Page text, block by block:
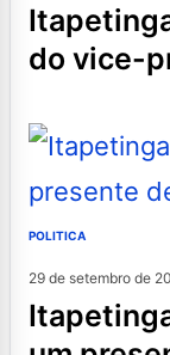
itapetinga: hoje é o aniversário
do vice-
POLITICA
29 de setembro de
itapetinga: “pacote da maldade”